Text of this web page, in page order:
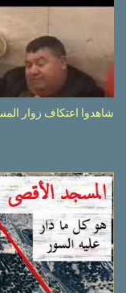
شاهدوا اعتكاف زوار